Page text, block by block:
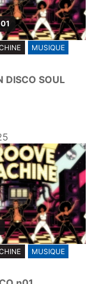
MUSIQUE
DISCO SOUL
MUSIQUE